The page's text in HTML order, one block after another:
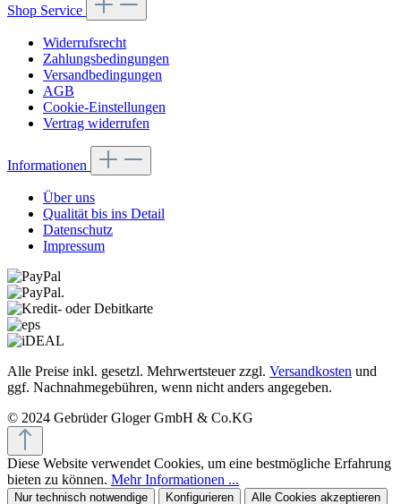
Shop Service
Widerrufsrecht
Zahlungsbedingungen
Versandbedingungen
AGB
Cookie-Einstellungen
Vertrag widerrufen
Informationen
Über uns
Qualität bis ins Detail
Datenschutz
Impressum
Alle Preise inkl. gesetzl. Mehrwertsteuer zzgl. Versandkosten und
ggf. Nachnahmegebühren, wenn nicht anders angegeben.
© 2024 Gebrüder Gloger GmbH & Co.KG
Diese Website verwendet Cookies, um eine bestmögliche Erfahrung
bieten zu können. Mehr Informationen ...
Nur technisch notwendige Konfigurieren Alle Cookies akzeptieren